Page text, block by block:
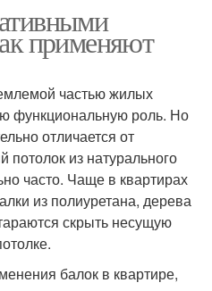
применяют
частью жилых
функциональную роль. Но
отличается от
потолок из натурального
часто. Чаще в квартирах
из полиуретана, дерева
скрыть несущую
балок в квартире,